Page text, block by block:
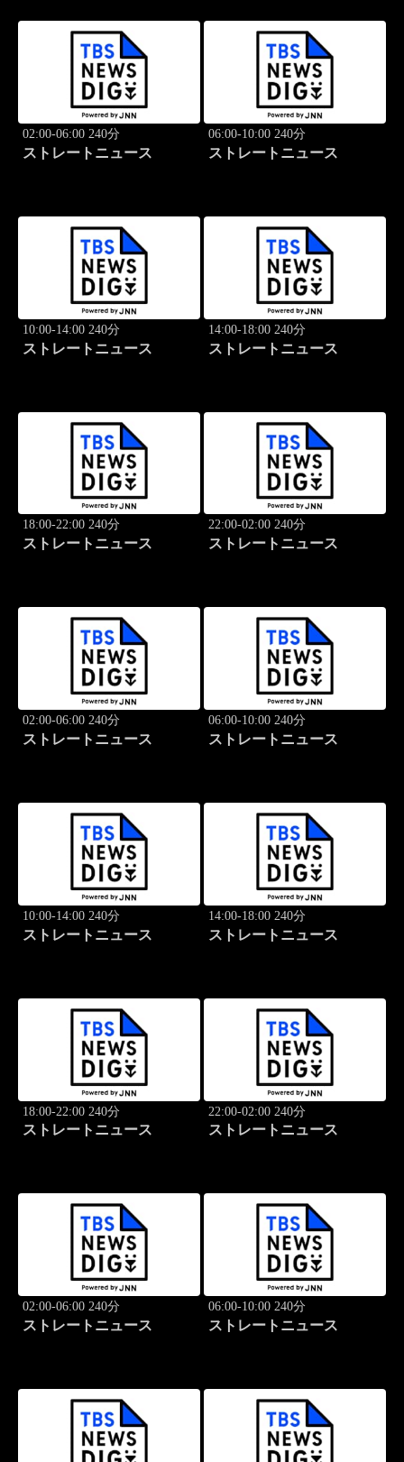
02:00-06:00 240分
ストレートニュース
06:00-10:00 240分
ストレートニュース
10:00-14:00 240分
ストレートニュース
14:00-18:00 240分
ストレートニュース
18:00-22:00 240分
ストレートニュース
22:00-02:00 240分
ストレートニュース
02:00-06:00 240分
ストレートニュース
06:00-10:00 240分
ストレートニュース
10:00-14:00 240分
ストレートニュース
14:00-18:00 240分
ストレートニュース
18:00-22:00 240分
ストレートニュース
22:00-02:00 240分
ストレートニュース
02:00-06:00 240分
ストレートニュース
06:00-10:00 240分
ストレートニュース